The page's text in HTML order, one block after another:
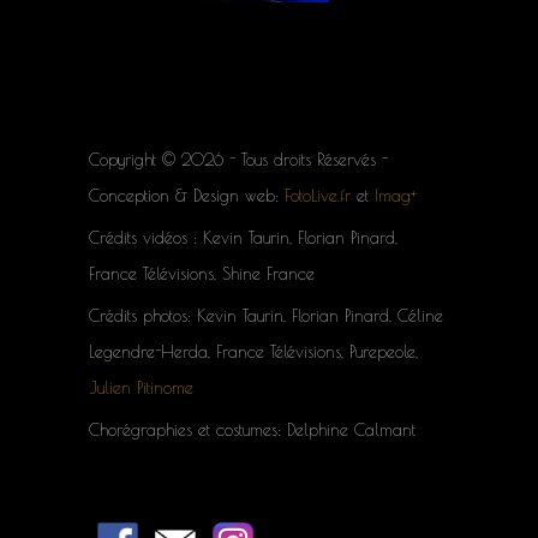
Copyright © 2026 - Tous droits Réservés -
Conception & Design web: FotoLive.fr et Imag+
Crédits vidéos : Kevin Taurin, Florian Pinard,
France Télévisions, Shine France
Crédits photos: Kevin Taurin, Florian Pinard, Céline
Legendre-Herda, France Télévisions, Purepeole,
Julien Pitinome
Chorégraphies et costumes: Delphine Calmant